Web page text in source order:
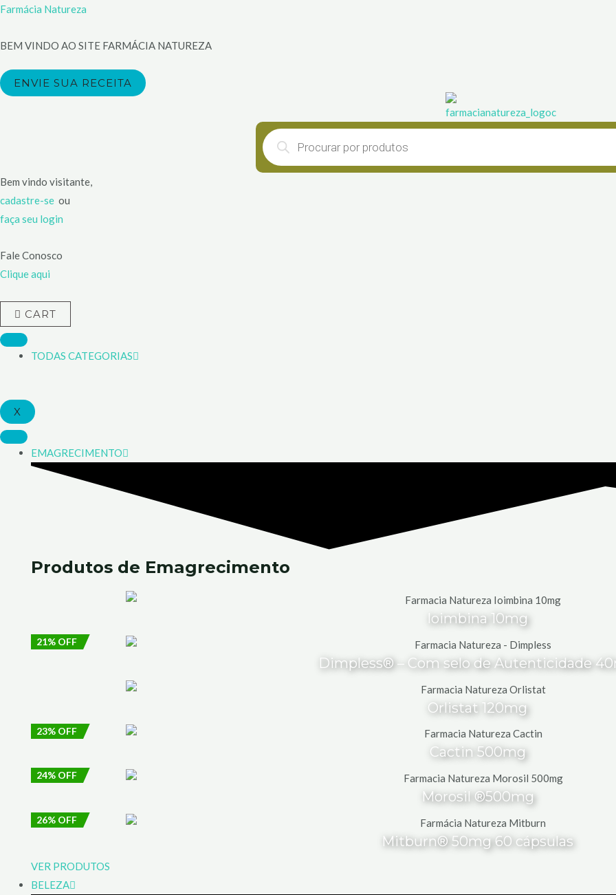
Ir
o
Farmácia Natureza
BEM VINDO AO SITE FARMÁCIA NATUREZA
ENVIE SUA RECEITA
Pesquisar
produtos
Bem vindo visitante,
cadastre-se ou
faça seu login
Fale Conosco
Clique aqui
CART
TODAS CATEGORIAS
X
EMAGRECIMENTO
Produtos de Emagrecimento
Ioimbina 10mg
21% OFF
Dimpless® – Com selo de Autenticidade
Orlistat 120mg
23% OFF
Cactin 500mg
24% OFF
Morosil ®500mg
26% OFF
Mitburn® 50mg 60 cápsulas
VER PRODUTOS
BELEZA